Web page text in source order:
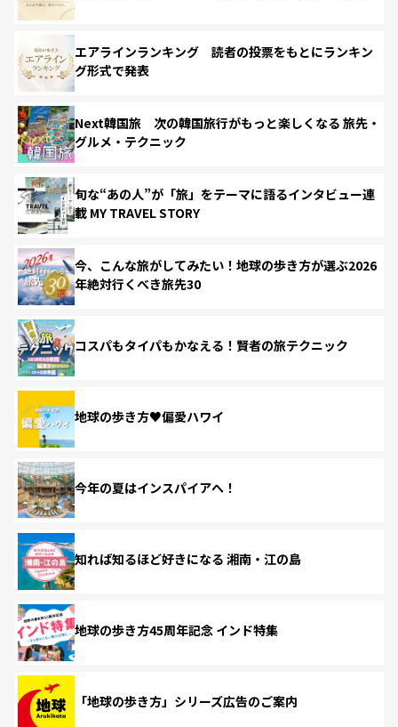
エアラインランキング 読者の投票をもとにランキン
グ形式で発表
Next韓国旅 次の韓国旅行がもっと楽しくなる 旅先・
グルメ・テクニック
旬な“あの人”が「旅」をテーマに語るインタビュー連
載 MY TRAVEL STORY
今、こんな旅がしてみたい！地球の歩き方が選ぶ2026
年絶対行くべき旅先30
コスパもタイパもかなえる！賢者の旅テクニック
地球の歩き方♥偏愛ハワイ
今年の夏はインスパイアへ！
知れば知るほど好きになる 湘南・江の島
地球の歩き方45周年記念 インド特集
「地球の歩き方」シリーズ広告のご案内